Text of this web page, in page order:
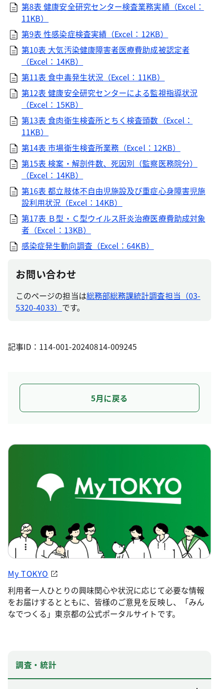
第8表 健康安全研究センター検査業務実績（Excel：
11KB）
第9表 性感染症検査実績（Excel：12KB）
第10表 大気汚染健康障害者医療費助成被認定者
（Excel：14KB）
第11表 食中毒発生状況（Excel：11KB）
第12表 健康安全研究センターによる監視指導状況
（Excel：15KB）
第13表 食肉衛生検査所とちく検査頭数（Excel：
11KB）
第14表 市場衛生検査所業務（Excel：12KB）
第15表 検案・解剖件数、死因別（監察医務院分）
（Excel：14KB）
第16表 都立肢体不自由児施設及び重症心身障害児施
設利用状況（Excel：14KB）
第17表 Ｂ型・Ｃ型ウイルス肝炎治療医療費助成対象
者（Excel：13KB）
感染症発生動向調査（Excel：64KB）
お問い合わせ
このページの担当は総務部総務課統計調査担当（03-
5320-4033） です。
記事ID：114-001-20240814-009245
5月に戻る
My TOKYO
利用者一人ひとりの興味関心や状況に応じて必要な情報
をお届けするとともに、皆様のご意見を反映し、「みん
なでつくる」東京都の公式ポータルサイトです。
調査・統計